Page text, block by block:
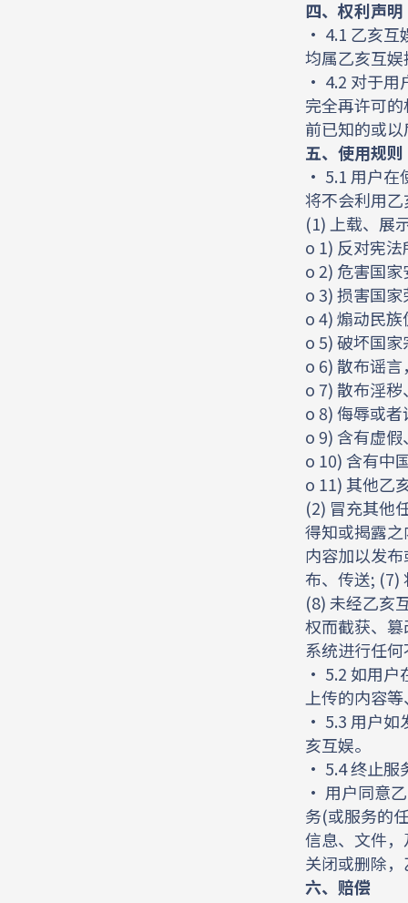
四、权利声明
• 4.1 乙亥互
均属乙亥互
• 4.2 对于用
完全再许可
前已知的或
五、使用规则
• 5.1 用户在
将不会利用
(1) 上载、展
o 1) 反对宪
o 2) 危害国
o 3) 损害国
o 4) 煽动民
o 5) 破坏国
o 6) 散布谣
o 7) 散布淫
o 8) 侮辱或
o 9) 含有虚
o 10) 含有中
o 11) 其他乙
(2) 冒充其他
得知或揭露
内容加以发
布、传送; (7)
(8) 未经乙亥
权而截获、
系统进行任
• 5.2 如用户
上传的内容
• 5.3 用户如
亥互娱。
• 5.4 终止服
• 用户同意
务(或服务的
信息、文件
关闭或删除
六、赔偿